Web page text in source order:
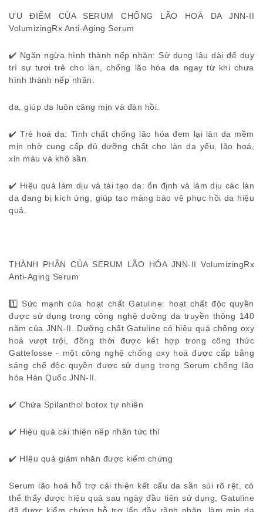
ƯU ĐIỂM CỦA SERUM CHỐNG LÃO HOÁ DA JNN-II
VolumizingRx Anti-Aging Serum
✔️ Ngăn ngừa hình thành nếp nhăn: Sử dụng lâu dài để duy
trì sự tươi trẻ cho làn, chống lão hóa da ngay từ khi chưa
hình thành nếp nhăn.
da, giúp da luôn căng mịn và đàn hồi.
✔️ Trẻ hoá da: Tinh chất chống lão hóa đem lại làn da mềm
mịn nhờ cung cấp đủ dưỡng chất cho làn da yếu, lão hoá,
xỉn màu và khô sần.
✔️ Hiệu quả làm dịu và tái tạo da: ổn định và làm dịu các làn
da đang bị kích ứng, giúp tạo màng bảo vệ phục hồi da hiệu
quả.
THÀNH PHẦN CỦA SERUM LÃO HÓA JNN-II VolumizingRx
Anti-Aging Serum
1️⃣ Sức mạnh của hoạt chất Gatuline: hoạt chất độc quyền
được sử dụng trong công nghệ dưỡng da truyền thông 140
năm của JNN-II. Dưỡng chất Gatuline có hiệu quả chống oxy
hoá vượt trội, đồng thời được kết hợp trong công thức
Gattefosse - một công nghệ chống oxy hoá được cấp bằng
sáng chế độc quyền được sử dụng trong Serum chống lão
hóa Hàn Quốc JNN-II.
✔️ Chứa Spilanthol botox tự nhiên
✔️ Hiệu quả cải thiện nếp nhăn tức thì
✔️ HIệu quả giảm nhăn được kiểm chứng
Serum lão hoá hỗ trợ cải thiện kết cấu da sần sùi rõ rệt, có
thể thấy được hiệu quả sau ngày đầu tiên sử dụng, Gatuline